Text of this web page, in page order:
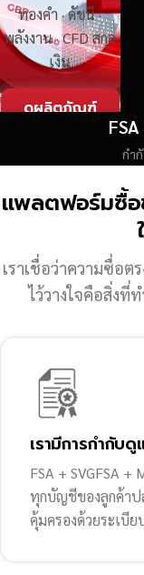
ทองคำ · ดัชนี ·
พลังงาน · CFD สกุล
เงิน
ดูผลิตภัณฑ์
กำ
แพลตฟอร์มซื้อ
เราเชื่อว่าความซื่อต
ไว้วางใจคือสิ่งที่
เรามีการกำกับ
FSA + SVGFSA +
ทุกบัญชีของลูกค้าป
คุ้มครองด้วยระเบี